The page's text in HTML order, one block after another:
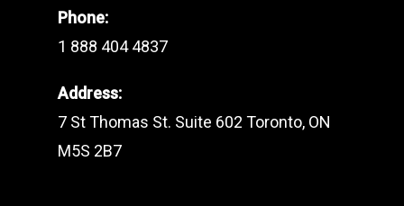
Phone:
1 888 404 4837
Address:
7 St Thomas St. Suite 602 Toronto, ON
M5S 2B7